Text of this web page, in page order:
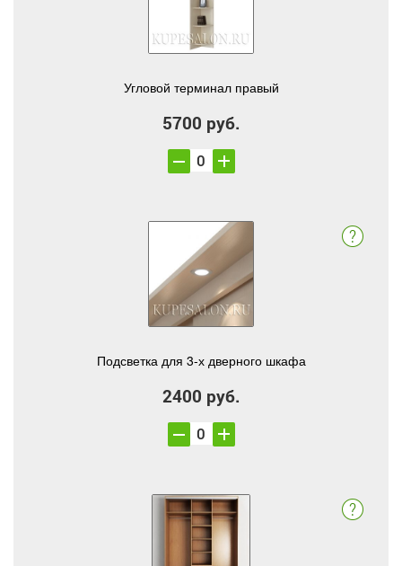
Угловой терминал правый
5700 руб.
Подсветка для 3-х дверного шкафа
2400 руб.